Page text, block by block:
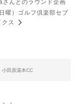
曜）ゴルフ倶楽部セブ
ス
小田原湯本CC